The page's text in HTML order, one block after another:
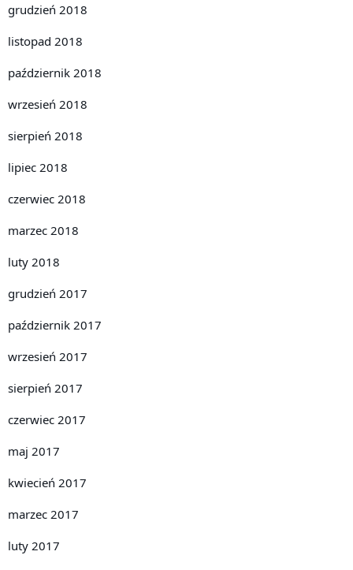
grudzień 2018
listopad 2018
październik 2018
wrzesień 2018
sierpień 2018
lipiec 2018
czerwiec 2018
marzec 2018
luty 2018
grudzień 2017
październik 2017
wrzesień 2017
sierpień 2017
czerwiec 2017
maj 2017
kwiecień 2017
marzec 2017
luty 2017